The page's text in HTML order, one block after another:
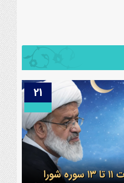
03
علی علیه السلام مبارک